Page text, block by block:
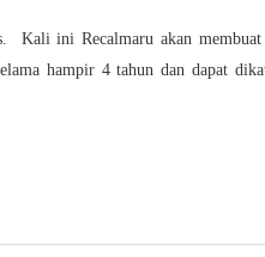
Kali ini Recalmaru akan membuat
hampir 4 tahun dan dapat